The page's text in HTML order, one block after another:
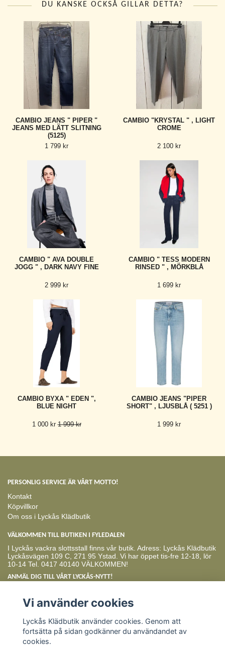
DU KANSKE OCKSÅ GILLAR DETTA?
CAMBIO JEANS " PIPER "
JEANS MED LÄTT SLITNING
(5125)
1 799 kr
CAMBIO "KRYSTAL " , LIGHT
CROME
2 100 kr
CAMBIO " AVA DOUBLE
JOGG " , DARK NAVY FINE
2 999 kr
CAMBIO " TESS MODERN
RINSED " , MÖRKBLÅ
1 699 kr
CAMBIO BYXA " EDEN ",
BLUE NIGHT
1 000 kr1 999 kr
CAMBIO JEANS "PIPER
SHORT" , LJUSBLÅ ( 5251 )
1 999 kr
PERSONLIG SERVICE ÄR VÅRT MOTTO!
Kontakt
Köpvillkor
Om oss i Lyckås Klädbutik
VÄLKOMMEN TILL BUTIKEN I FYLEDALEN
I Lyckås vackra slottsstall finns vår butik. Adress: Lyckås Klädbutik
Lyckåsvägen 109 C, 271 95 Ystad. Vi har öppet tis-fre 12-18, lör
10-14 Tel. 0417 40140 VÄLKOMMEN!
ANMÄL DIG TILL VÅRT LYCKÅS-NYTT!
Vi använder cookies
Lyckås Klädbutik använder cookies. Genom att
fortsätta på sidan godkänner du användandet av
cookies.